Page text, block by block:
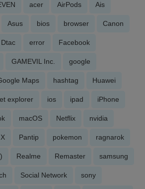
acer AirPods Ais
Asus bios browser Canon
Dtac error Facebook
GAMEVIL Inc. google
Maps hashtag Huawei
explorer ios ipad iPhone
macOS Netflix nvidia
Pantip pokemon ragnarok
Realme Remaster samsung
Social Network sony